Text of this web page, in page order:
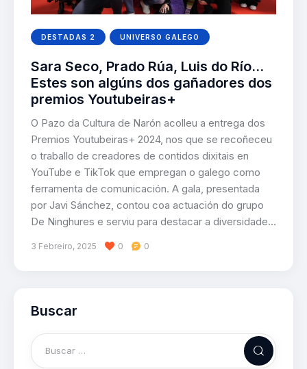
DESTADAS 2 UNIVERSO GALEGO
Sara Seco, Prado Rúa, Luis do Río…
Estes son algúns dos gañadores dos
premios Youtubeiras+
O Pazo da Cultura de Narón acolleu a entrega dos
Premios Youtubeiras+ 2024, nos que se recoñeceu
o traballo de creadores de contidos dixitais en
YouTube e TikTok que empregan o galego como
ferramenta de comunicación. A gala, presentada
por Javi Sánchez, contou coa actuación do grupo
De Ninghures e serviu para destacar a diversidade…
3 Febreiro, 2025 0 0
Buscar